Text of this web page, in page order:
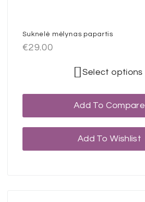
Suknelė mėlynas papartis
€29.00
Select options
Add To Compare
Add To Wishlist